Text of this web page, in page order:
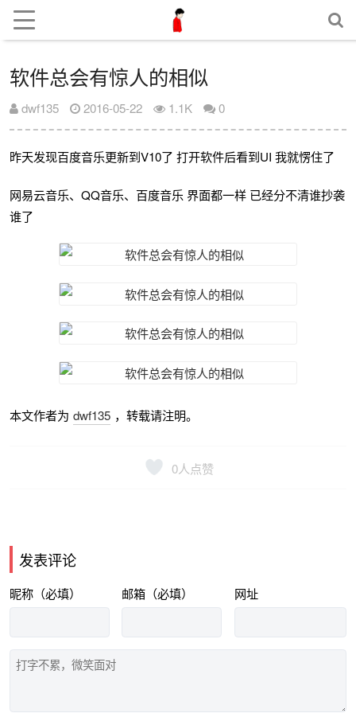
软件总会有惊人的相似
dwf135 2016-05-22 1.1K 0
昨天发现百度音乐更新到V10了 打开软件后看到UI 我就愣住了
网易云音乐、QQ音乐、百度音乐 界面都一样 已经分不清谁抄袭
谁了
本文作者为 dwf135 ，转载请注明。
0人点赞
发表评论
昵称（必填） 邮箱（必填） 网址